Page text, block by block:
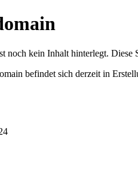
noch kein Inhalt hinterlegt. Diese
befindet sich derzeit in